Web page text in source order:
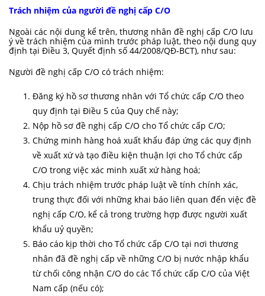
Trách nhiệm của người đề nghị cấp C/O
Ngoài các nội dung kể trên, thương nhân đề nghị cấp C/O lưu
ý về trách nhiệm của mình trước pháp luật, theo nội dung quy
định tại Điều 3, Quyết định số 44/2008/QĐ-BCT), như sau:
Người đề nghị cấp C/O có trách nhiệm:
Đăng ký hồ sơ thương nhân với Tổ chức cấp C/O theo
quy định tại Điều 5 của Quy chế này;
Nộp hồ sơ đề nghị cấp C/O cho Tổ chức cấp C/O;
Chứng minh hàng hoá xuất khẩu đáp ứng các quy định
về xuất xứ và tạo điều kiện thuận lợi cho Tổ chức cấp
C/O trong việc xác minh xuất xứ hàng hoá;
Chịu trách nhiệm trước pháp luật về tính chính xác,
trung thực đối với những khai báo liên quan đến việc đề
nghị cấp C/O, kể cả trong trường hợp được người xuất
khẩu uỷ quyền;
Báo cáo kịp thời cho Tổ chức cấp C/O tại nơi thương
nhân đã đề nghị cấp về những C/O bị nước nhập khẩu
từ chối công nhận C/O do các Tổ chức cấp C/O của Việt
Nam cấp (nếu có);